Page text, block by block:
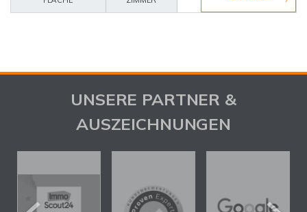
UNSERE PARTNER &
AUSZEICHNUNGEN